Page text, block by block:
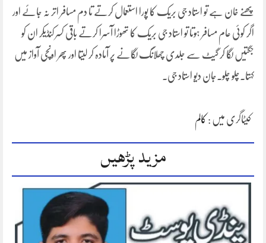
پھنے خان ہے تو استاد جی بریک کا پورا استعمال کرتے تا دم مسافر اتر نہ جائے اور
اگر کوئی عام مسافر ہوتا تو استاد جی بریک کا تھوڑا آسرا کرتے باقی کسر کنڈیکر ان کو
جگتیں لگا کر گیٹ سے جلدی چھلانگ لگانے پر آمادہ کر لیتا اور پھر اونچی آواز میں
کہتا۔چلو چلو۔جان دیو استاد جی۔
کیٹاگری میں : کالم
مزید پڑھیں